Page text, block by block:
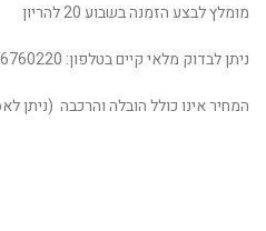
מומלץ לבצע הזמנה בשבוע 20 להריון
ניתן לבדוק מלאי קיים בטלפון: 03-6760220
המחיר אינו כולל הובלה והרכבה (ניתן